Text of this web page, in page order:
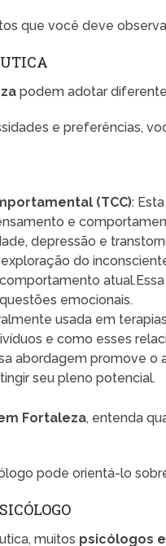
que você deve
podem adotar
e preferências,
(TCC):
e
depressão e
exploração do
emocionais.
usada em
e como esses
abordagem promove
seu pleno potencial.
Fortaleza, entenda
pode orientá-lo
muitos psicólogos